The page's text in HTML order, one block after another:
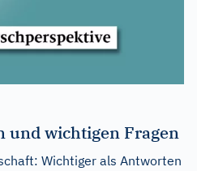
und wichtigen Fragen
Wichtiger als Antworten